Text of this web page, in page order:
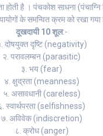
है । पंचकोश साधना (पंचाग्नि
के समन्वित क्रम को रखा गया
दूखदायी 10 शूल:-
दोषयुक्त दृष्टि (negativity)
२. परावलम्बन (parasitic)
३. भय (fear)
४. क्षुद्रता (meanness)
५. असावधानी (careless)
स्वार्थपरता (selfishness)
७. अविवेक (indiscretion)
८. क्रोध (anger)